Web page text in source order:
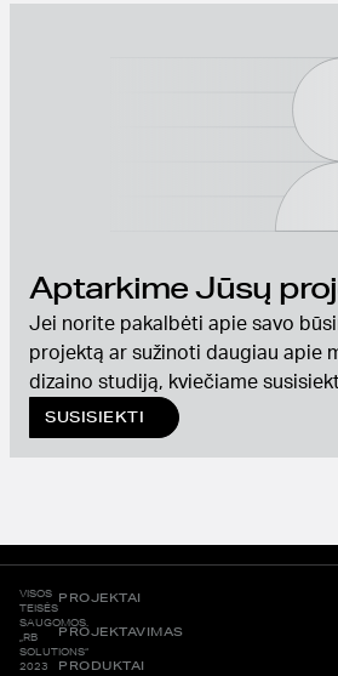
Aptarkime Jūsų
Jei norite pakalbėti apie savo
projektą ar sužinoti daugiau apie
dizaino studiją, kviečiame
SUSISIEKTI
VISOS
TEISĖS
SAUGOMOS.
„RB
SOLUTIONS“
2023
PROJEKTAI
PROJEKTAVIMAS
PRODUKTAI